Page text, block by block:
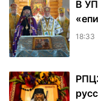
В
18:33